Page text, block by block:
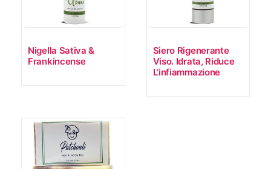
Nigella Sativa &
Frankincense
Siero Rigenerante
Viso. Idrata, Riduce
L’infiammazione